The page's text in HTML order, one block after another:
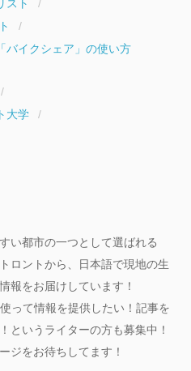
スト
バイクシェア」の使い方
大学
い都市の一つとして選ばれる
ロントから、日本語で現地の生
報をお届けしています！
って情報を提供したい！記事を
というライターの方も募集中！
ジをお待ちしてます！